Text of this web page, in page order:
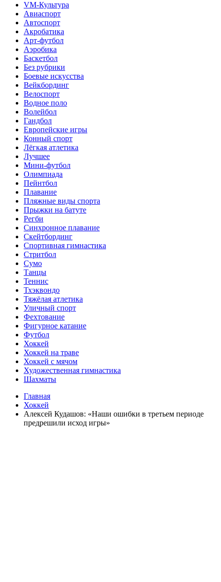
VM-Культура
Авиаспорт
Автоспорт
Акробатика
Арт-футбол
Аэробика
Баскетбол
Без рубрики
Боевые искусства
Вейкбординг
Велоспорт
Водное поло
Волейбол
Гандбол
Европейские игры
Конный спорт
Лёгкая атлетика
Лучшее
Мини-футбол
Олимпиада
Пейнтбол
Плавание
Пляжные виды спорта
Прыжки на батуте
Регби
Синхронное плавание
Скейтбординг
Спортивная гимнастика
Стритбол
Сумо
Танцы
Теннис
Тхэквондо
Тяжёлая атлетика
Уличный спорт
Фехтование
Фигурное катание
Футбол
Хоккей
Хоккей на траве
Хоккей с мячом
Художественная гимнастика
Шахматы
Главная
Хоккей
Алексей Кудашов: «Наши ошибки в третьем периоде
предрешили исход игры»